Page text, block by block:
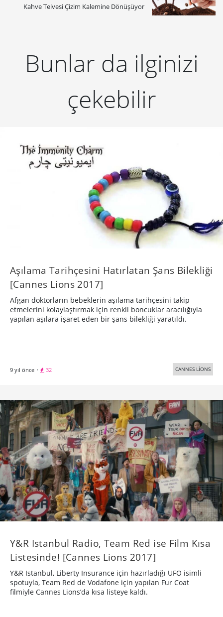
Kahve Telvesi Çizim Kalemine Dönüşüyor
Bunlar da ilginizi
çekebilir
Aşılama Tarihçesini Hatırlatan Şans Bilekliği
[Cannes Lions 2017]
Afgan doktorların bebeklerin aşılama tarihçesini takip
etmelerini kolaylaştırmak için renkli boncuklar aracılığıyla
yapılan aşılara işaret eden bir şans bilekliği yaratıldı.
9 yıl önce · 32 CANNES LİONS
Y&R Istanbul Radio, Team Red ise Film Kısa
Listesinde! [Cannes Lions 2017]
Y&R Istanbul, Liberty Insurance için hazırladığı UFO isimli
spotuyla, Team Red de Vodafone için yapılan Fur Coat
filmiyle Cannes Lions’da kısa listeye kaldı.